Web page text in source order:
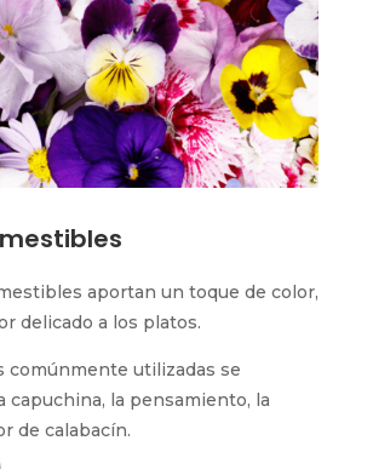
aportan un toque de color,
delicado a los platos.
comúnmente utilizadas se
capuchina, la pensamiento, la
de calabacín.